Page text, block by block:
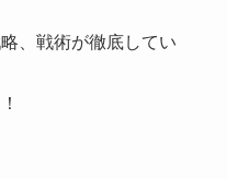
、戦術が徹底してい